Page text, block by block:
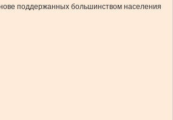
поддержанных большинством населения